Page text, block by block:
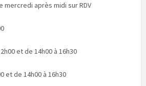
mercredi après midi sur RDV
et de 14h00 à 16h30
et de 14h00 à 16h30